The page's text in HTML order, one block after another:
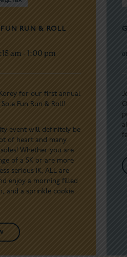
RUN & ROLL
am - 1:00 pm
for our first annual
Sole Fun Run & Roll!
event will definitely be
of heart and many
Whether you are
of a 5K or are more
serious 1K, ALL are
enjoy a morning filled
and a sprinkle cookie